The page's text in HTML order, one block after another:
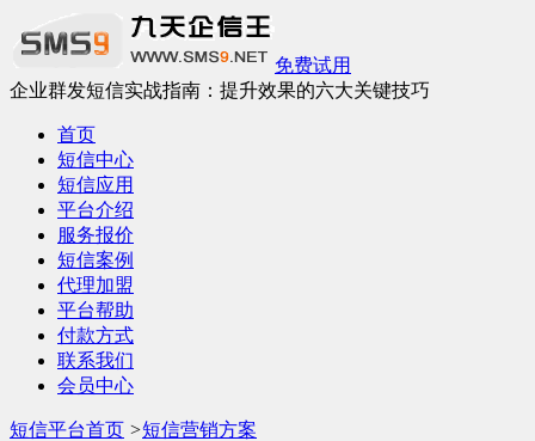
免费试用
企业群发短信实战指南：提升效果的六大关键技巧
首页
短信中心
短信应用
平台介绍
服务报价
短信案例
代理加盟
平台帮助
付款方式
联系我们
会员中心
短信平台首页 >短信营销方案